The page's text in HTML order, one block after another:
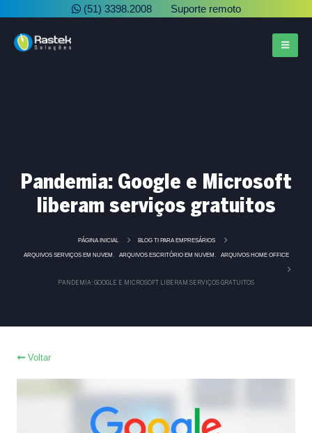
(51) 3398.2008 Suporte remoto
Pandemia: Google e Microsoft
liberam serviços gratuitos
PÁGINA INICIAL BLOG TI PARA EMPRESÁRIOS
ARQUIVOS SERVIÇOS EM NUVEM , ARQUIVOS ESCRITÓRIO EM NUVEM , ARQUIVOS HOME OFFICE
PANDEMIA: GOOGLE E MICROSOFT LIBERAM SERVIÇOS GRATUITOS
Voltar